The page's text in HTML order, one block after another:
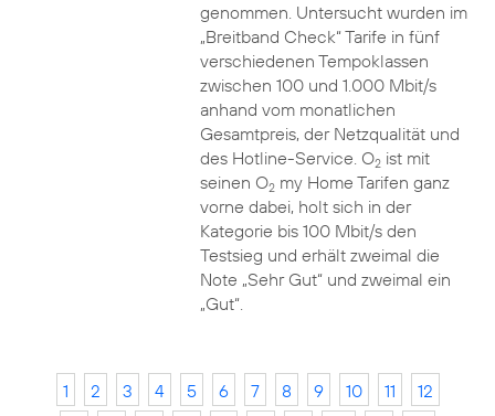
genommen. Untersucht wurden im
„Breitband Check“ Tarife in fünf
verschiedenen Tempoklassen
zwischen 100 und 1.000 Mbit/s
anhand vom monatlichen
Gesamtpreis, der Netzqualität und
des Hotline-Service. O2ist mit
seinen O2my Home Tarifen ganz
vorne dabei, holt sich in der
Kategorie bis 100 Mbit/s den
Testsieg und erhält zweimal die
Note „Sehr Gut“ und zweimal ein
„Gut“.
1 2 3 4 5 6 7 8 9 10 11
12